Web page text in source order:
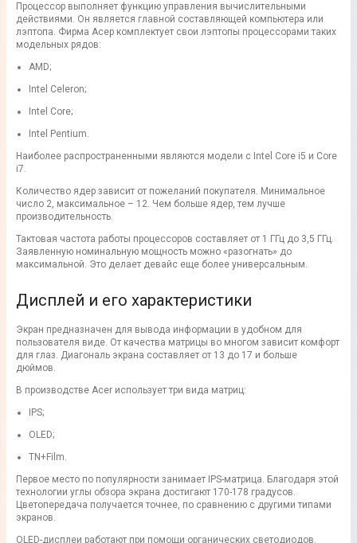
Процессор выполняет функцию управления вычислительными
действиями. Он является главной составляющей компьютера или
лэптопа. Фирма Асер комплектует свои лэптопы процессорами таких
модельных рядов:
AMD;
Intel Celeron;
Intel Core;
Intel Pentium.
Наиболее распространенными являются модели с Intel Core i5 и Core
i7.
Количество ядер зависит от пожеланий покупателя. Минимальное
число 2, максимальное – 12. Чем больше ядер, тем лучше
производительность.
Тактовая частота работы процессоров составляет от 1 ГГц до 3,5 ГГц.
Заявленную номинальную мощность можно «разогнать» до
максимальной. Это делает девайс еще более универсальным.
Дисплей и его характеристики
Экран предназначен для вывода информации в удобном для
пользователя виде. От качества матрицы во многом зависит комфорт
для глаз. Диагональ экрана составляет от 13 до 17 и больше
дюймов.
В производстве Acer использует три вида матриц:
IPS;
OLED;
TN+Film.
Первое место по популярности занимает IPS-матрица. Благодаря этой
технологии углы обзора экрана достигают 170-178 градусов.
Цветопередача получается точнее, по сравнению с другими типами
экранов.
OLED-дисплеи работают при помощи органических светодиодов.